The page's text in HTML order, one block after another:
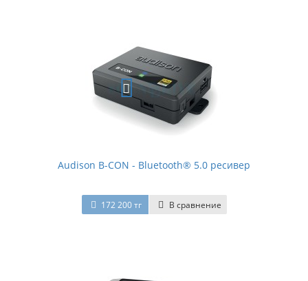
Audison B-CON - Bluetooth® 5.0 ресивер
172 200 тг В сравнение